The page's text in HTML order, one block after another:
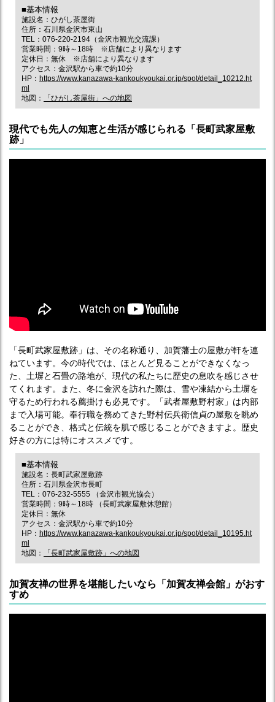
■基本情報
施設名：ひがし茶屋街
住所：石川県金沢市東山
TEL：076-220-2194（金沢市観光交流課）
営業時間：9時～18時 ※店舗により異なります
定休日：無休 ※店舗により異なります
アクセス：金沢駅から車で約10分
HP： https://www.kanazawa-kankoukyoukai.or.jp/spot/detail_10212.ht
ml
地図：
「ひがし茶屋街」への地図
現代でも先人の知恵と生活が感じられる「長町武家屋敷
跡」
「長町武家屋敷跡」は、その名称通り、加賀藩士の屋敷が軒を連
ねています。今の時代では、ほとんど見ることができなくなっ
た、土塀と石畳の路地が、現代の私たちに歴史の息吹を感じさせ
てくれます。また、冬に金沢を訪れた際は、雪や凍結から土塀を
守るため行われる薦掛けも必見です。「武者屋敷野村家」は内部
まで入場可能。奉行職を務めてきた野村伝兵衛信貞の屋敷を眺め
ることができ、格式と伝統を肌で感じることができますよ。歴史
好きの方には特にオススメです。
■基本情報
施設名：長町武家屋敷跡
住所：石川県金沢市長町
TEL：076-232-5555 （金沢市観光協会）
営業時間：9時～18時 （長町武家屋敷休憩館）
定休日：無休
アクセス：金沢駅から車で約10分
HP： https://www.kanazawa-kankoukyoukai.or.jp/spot/detail_10195.ht
ml
地図：
「長町武家屋敷跡」への地図
加賀友禅の世界を堪能したいなら「加賀友禅会館」がおす
すめ